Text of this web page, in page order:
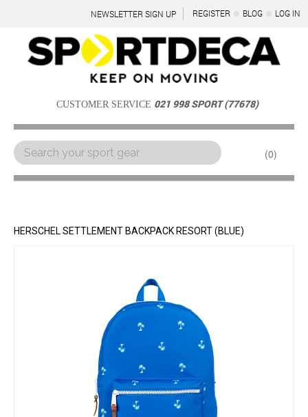
NEWSLETTER SIGN UP REGISTER BLOG LOG IN
CUSTOMER SERVICE 021 998 SPORT (77678)
0
Menu
HERSCHEL SETTLEMENT BACKPACK RESORT (BLUE)